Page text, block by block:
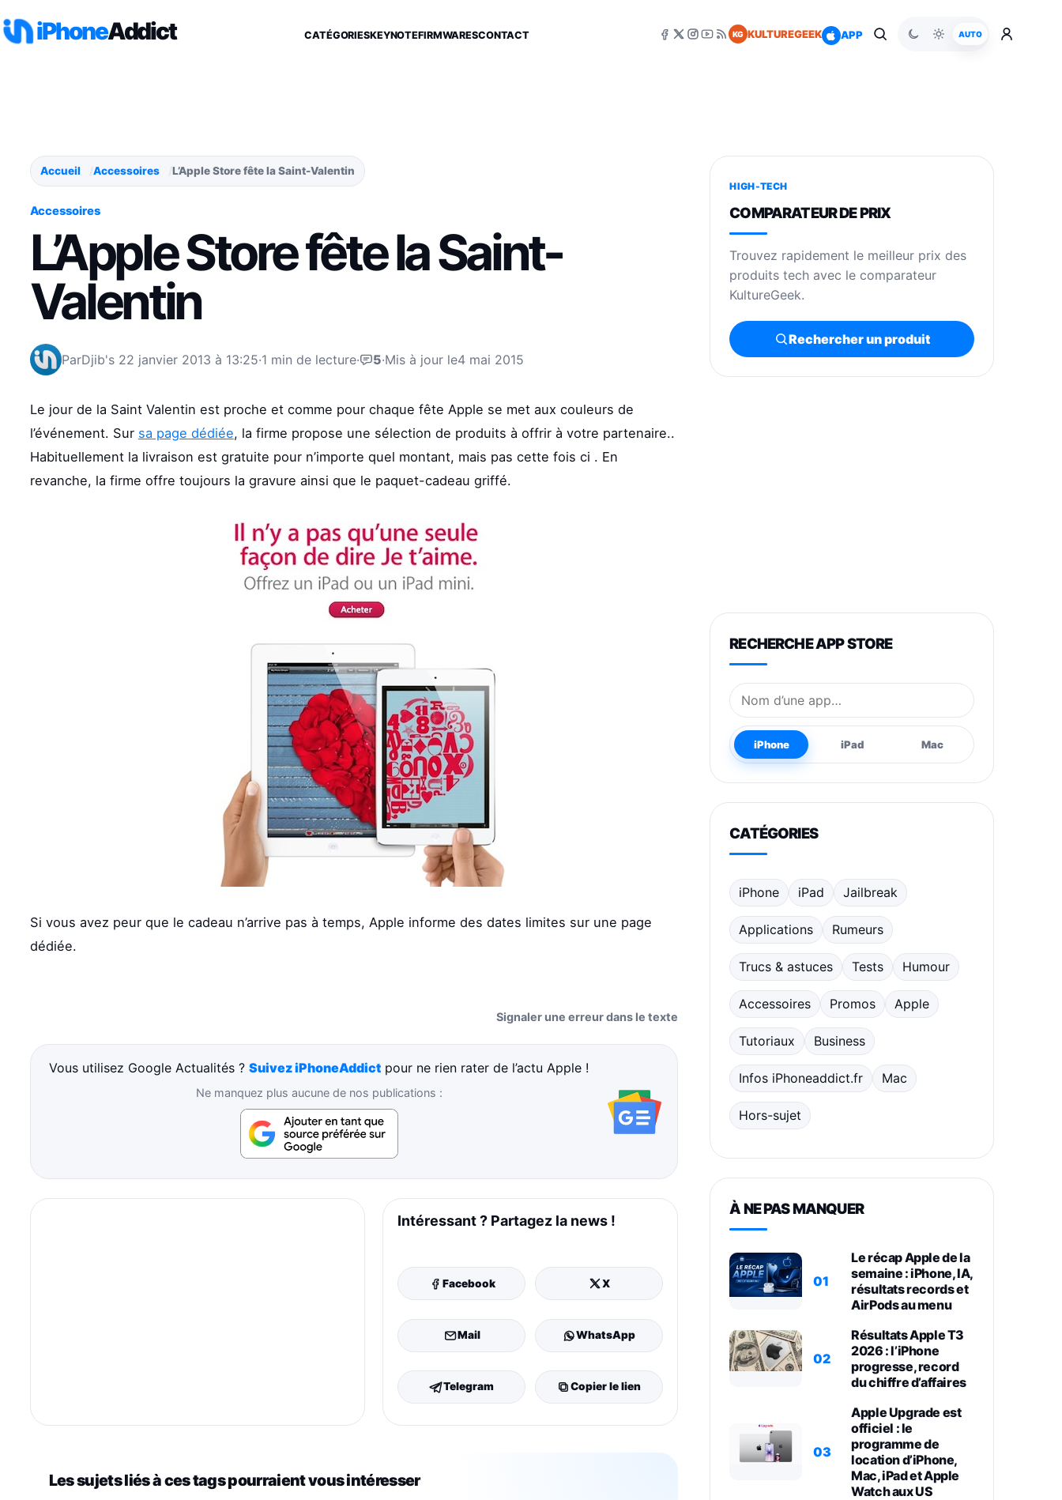
iPhoneAddict CATÉGORIESKEYNOTEFIRMWARESCONTACT KG KULTUREGEEK APP AUTO
Accueil Accessoires L’Apple Store fête la Saint-Valentin
Accessoires
L’Apple Store fête la Saint-
Valentin
ParDjib's 22 janvier 2013 à 13:25·1 min de lecture· 5·Mis à jour le4 mai 2015
Le jour de la Saint Valentin est proche et comme pour chaque fête Apple se met aux couleurs de
l’événement. Sur sa page dédiée, la firme propose une sélection de produits à offrir à votre partenaire..
Habituellement la livraison est gratuite pour n’importe quel montant, mais pas cette fois ci . En
revanche, la firme offre toujours la gravure ainsi que le paquet-cadeau griffé.
Si vous avez peur que le cadeau n’arrive pas à temps, Apple informe des dates limites sur une page
dédiée.
Signaler une erreur dans le texte
Vous utilisez Google Actualités ?Suivez iPhoneAddict pour ne rien rater de l’actu Apple !
Ne manquez plus aucune de nos publications :
Intéressant ? Partagez la news !
Facebook X
Mail WhatsApp
Telegram Copier le lien
Les sujets liés à ces tags pourraient vous intéresser
HIGH-TECH
COMPARATEUR DE PRIX
Trouvez rapidement le meilleur prix des
produits tech avec le comparateur
KultureGeek.
Rechercher un produit
RECHERCHE APP STORE
Nom de l’application
iPhone iPad Mac
CATÉGORIES
iPhone iPad Jailbreak
Applications Rumeurs
Trucs & astuces Tests Humour
Accessoires Promos Apple
Tutoriaux Business
Infos iPhoneaddict.fr Mac
Hors-sujet
À NE PAS MANQUER
01
Le récap Apple de la
semaine : iPhone, IA,
résultats records et
AirPods au menu
02
Résultats Apple T3
2026 : l’iPhone
progresse, record
du chiffre d’affaires
03
Apple Upgrade est
officiel : le
programme de
location d’iPhone,
Mac, iPad et Apple
Watch aux US